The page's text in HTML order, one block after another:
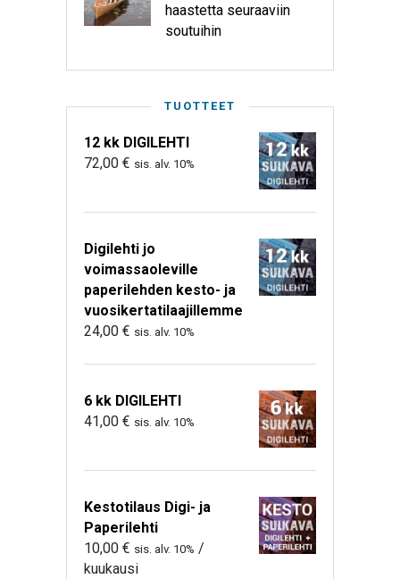
haastetta seuraaviin
soutuihin
TUOTTEET
12 kk DIGILEHTI
72,00 € sis. alv. 10%
Digilehti jo
voimassaoleville
paperilehden kesto- ja
vuosikertatilaajillemme
24,00 € sis. alv. 10%
6 kk DIGILEHTI
41,00 € sis. alv. 10%
Kestotilaus Digi- ja
Paperilehti
10,00 € sis. alv. 10% /
kuukausi